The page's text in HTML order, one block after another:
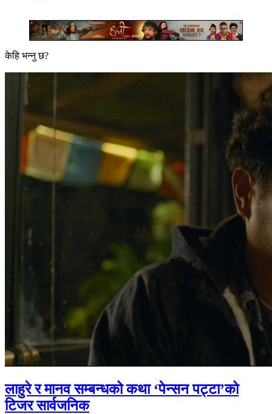
केहि भन्नु छ?
लाहुरे र मानव सम्बन्धको कथा ‘पेन्सन पट्टा’को
टिजर सार्वजनिक